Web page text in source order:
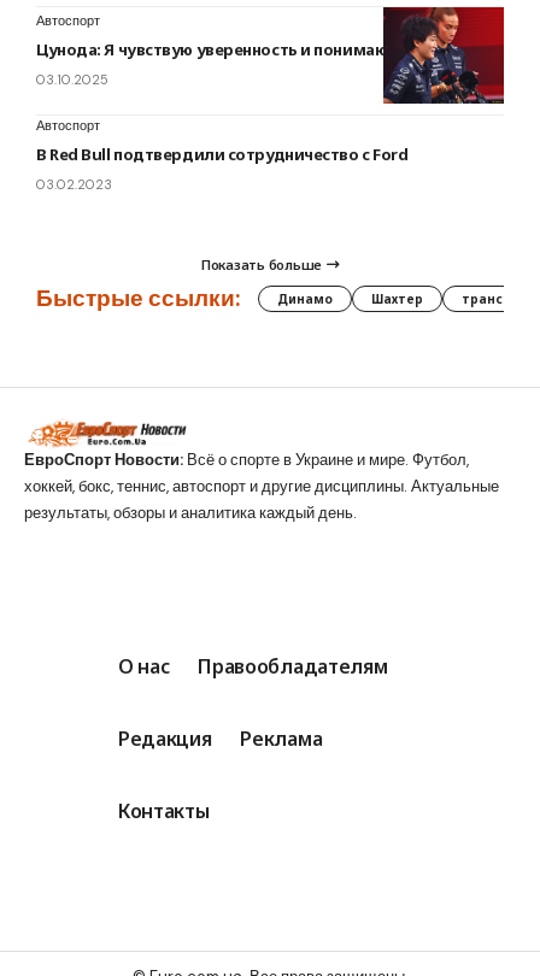
Автоспорт
Цунода: Я чувствую уверенность и понимаю машину
03.10.2025
Автоспорт
В Red Bull подтвердили сотрудничество с Ford
03.02.2023
Показать больше
Быстрые ссылки: Динамо Шахтер трансферы
ЕвроСпорт Новости: Всё о спорте в Украине и мире. Футбол,
хоккей, бокс, теннис, автоспорт и другие дисциплины. Актуальные
результаты, обзоры и аналитика каждый день.
О нас Правообладателям
Редакция Реклама
Контакты